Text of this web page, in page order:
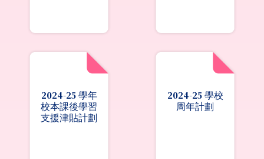
2024-25 學年
校本課後學習
支援津貼計劃
2024-25 學校
周年計劃